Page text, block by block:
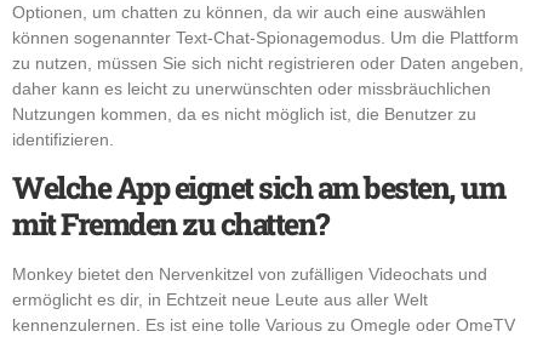
Optionen, um chatten zu können, da wir auch eine auswählen
können sogenannter Text-Chat-Spionagemodus. Um die Plattform
zu nutzen, müssen Sie sich nicht registrieren oder Daten angeben,
daher kann es leicht zu unerwünschten oder missbräuchlichen
Nutzungen kommen, da es nicht möglich ist, die Benutzer zu
identifizieren.
Welche App eignet sich am besten, um
mit Fremden zu chatten?
Monkey bietet den Nervenkitzel von zufälligen Videochats und
ermöglicht es dir, in Echtzeit neue Leute aus aller Welt
kennenzulernen. Es ist eine tolle Various zu Omegle oder OmeTV